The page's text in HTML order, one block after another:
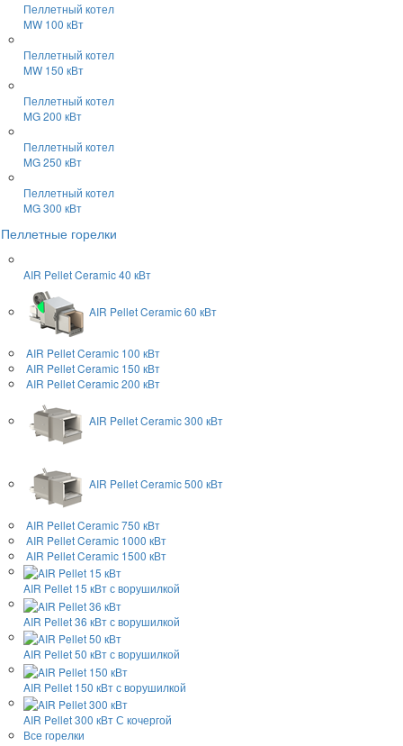
Пеллетный котел
MW 100 кВт
Пеллетный котел
MW 150 кВт
Пеллетный котел
MG 200 кВт
Пеллетный котел
MG 250 кВт
Пеллетный котел
MG 300 кВт
Пеллетные горелки
AIR PelletCeramic 40 кВт
AIR PelletCeramic 60 кВт
AIR PelletCeramic 100 кВт
AIR PelletCeramic 150 кВт
AIR PelletCeramic 200 кВт
AIR PelletCeramic 300 кВт
AIR PelletCeramic 500 кВт
AIR PelletCeramic 750 кВт
AIR PelletCeramic 1000 кВт
AIR PelletCeramic 1500 кВт
AIR Pellet 15 кВтс ворушилкой
AIR Pellet 36 кВтс ворушилкой
AIR Pellet 50 кВтс ворушилкой
AIR Pellet 150 кВтс ворушилкой
AIR Pellet 300 кВтС кочергой
Все горелки